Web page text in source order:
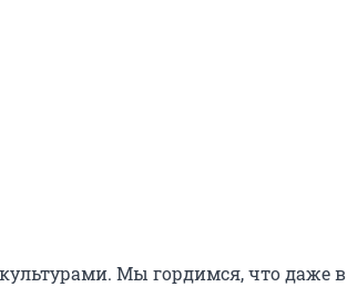
Мы гордимся, что даже в